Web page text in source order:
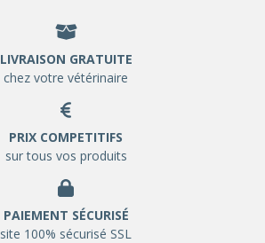
LIVRAISON GRATUITE
chez votre vétérinaire
PRIX COMPETITIFS
sur tous vos produits
PAIEMENT SÉCURISÉ
site 100% sécurisé SSL